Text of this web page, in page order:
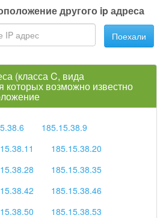
другого ip адреса
Поехали
(класса C, вида
которых возможно известно
185.15.38.9
185.15.38.20
185.15.38.35
185.15.38.46
185.15.38.53